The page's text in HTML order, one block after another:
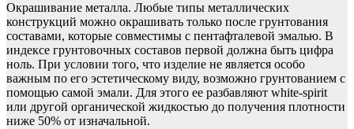
Окрашивание металла. Любые типы металлических
конструкций можно окрашивать только после грунтования
составами, которые совместимы с пентафталевой эмалью. В
индексе грунтовочных составов первой должна быть цифра
ноль. При условии того, что изделие не является особо
важным по его эстетическому виду, возможно грунтованием с
помощью самой эмали. Для этого ее разбавляют white-spirit
или другой органической жидкостью до получения плотности
ниже 50% от изначальной.